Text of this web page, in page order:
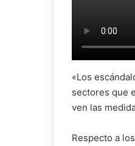
«Los
sectores que
ven las
Respecto a